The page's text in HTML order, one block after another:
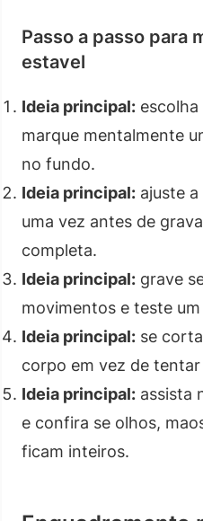
Passo a passo para
estavel
Ideia principal:
marque mentalmente
no fundo.
Ideia principal: ajuste
uma vez antes de
completa.
Ideia principal: grave
movimentos e teste
Ideia principal: se
corpo em vez de
Ideia principal: assista
e confira se olhos,
ficam inteiros.